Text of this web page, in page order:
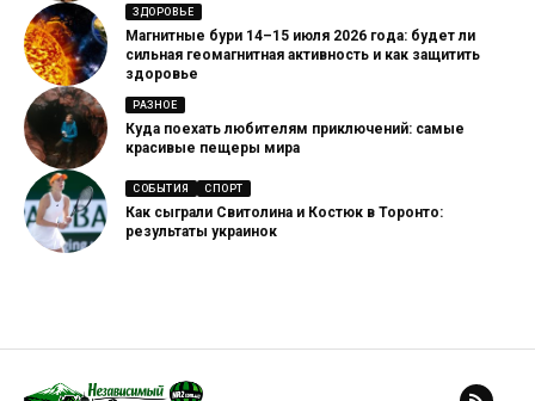
ЗДОРОВЬЕ
Магнитные бури 14–15 июля 2026 года: будет ли
сильная геомагнитная активность и как защитить
здоровье
РАЗНОЕ
Куда поехать любителям приключений: самые
красивые пещеры мира
СОБЫТИЯ СПОРТ
Как сыграли Свитолина и Костюк в Торонто:
результаты украинок